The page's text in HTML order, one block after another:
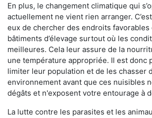
En plus, le changement climatique qui
actuellement ne vient rien arranger.
eux de chercher des endroits favorables
bâtiments d’élevage surtout où les
meilleures. Cela leur assure de la
une température appropriée. Il est donc
limiter leur population et de les chasser
environnement avant que ces nuisibles
dégâts et n'exposent votre entourage à
La lutte contre les parasites et les